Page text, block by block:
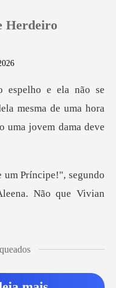
0
Herdeiro
mesma de uma hora
e!", segundo